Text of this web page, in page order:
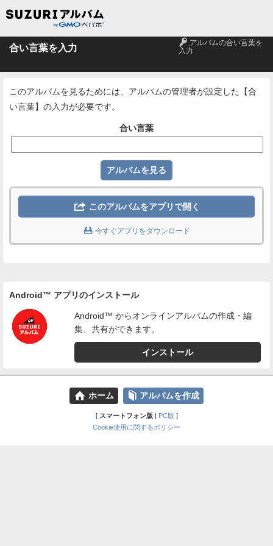
合い言葉を入力 🔑 アルバムの合い言葉を
入力
このアルバムを見るためには、アルバムの管理者が設定した【合
い言葉】の入力が必要です。
合い言葉
 このアルバムをアプリで開く
 今すぐアプリをダウンロード
Android™ アプリのインストール
Android™ からオンラインアルバムの作成・編
集、共有ができます。
インストール
⌂ ホーム 📕 アルバムを作成
[ スマートフォン版| PC版 ]
Cookie使用に関するポリシー